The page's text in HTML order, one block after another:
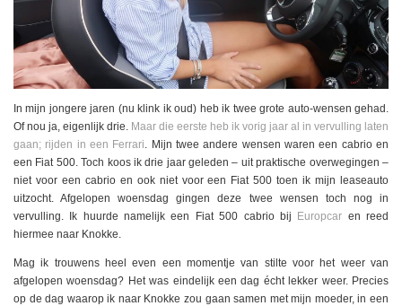
In mijn jongere jaren (nu klink ik oud) heb ik twee grote auto-wensen gehad.
Of nou ja, eigenlijk drie. Maar die eerste heb ik vorig jaar al in vervulling laten
gaan; rijden in een Ferrari. Mijn twee andere wensen waren een cabrio en
een Fiat 500. Toch koos ik drie jaar geleden – uit praktische overwegingen –
niet voor een cabrio en ook niet voor een Fiat 500 toen ik mijn leaseauto
uitzocht. Afgelopen woensdag gingen deze twee wensen toch nog in
vervulling. Ik huurde namelijk een Fiat 500 cabrio bij
Europcar en reed
hiermee naar Knokke.
Mag ik trouwens heel even een momentje van stilte voor het weer van
afgelopen woensdag? Het was eindelijk een dag écht lekker weer. Precies
op de dag waarop ik naar Knokke zou gaan samen met mijn moeder, in een